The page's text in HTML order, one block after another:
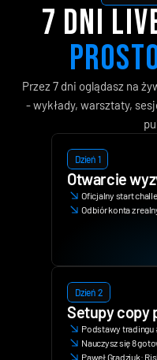
7 DNI
Przez 7 dni oglądasz na
- wykłady, warsztaty,
Dzień 1
Otwarcie
Oficjalny start
Odbiór konta z
Dzień 2
Setupy copy
Podstawy tradingu
Nauczysz się 8
Paweł Grądziuk: